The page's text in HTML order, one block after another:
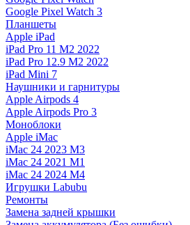
Google Pixel Watch 3
Планшеты
Apple iPad
iPad Pro 11 M2 2022
iPad Pro 12.9 M2 2022
iPad Mini 7
Наушники и гарнитуры
Apple Airpods 4
Apple Airpods Pro 3
Моноблоки
Apple iMac
iMac 24 2023 M3
iMac 24 2021 M1
iMac 24 2024 M4
Игрушки Labubu
Ремонты
Замена задней крышки